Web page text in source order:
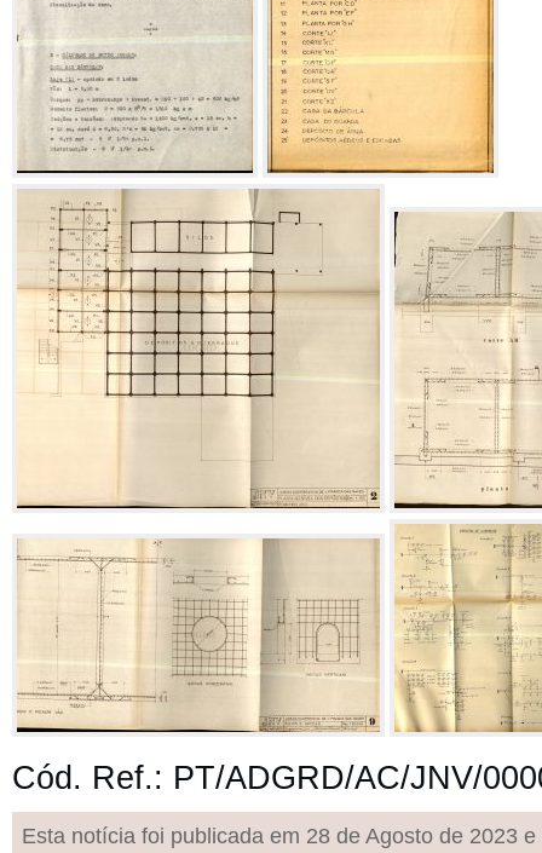
Cód. Ref.: PT/ADGRD/AC/JNV/
Esta notícia foi publicada em 28 de Agosto de 2023 e